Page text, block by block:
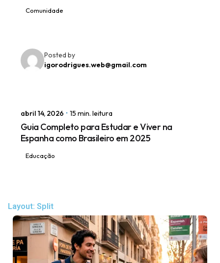
Comunidade
Posted by
igorodrigues.web@gmail.com
abril 14, 2026 15 min. leitura
Guia Completo para Estudar e Viver na
Espanha como Brasileiro em 2025
Educação
Layout: Split
Posted by
igorodrigues.web@gmail.com